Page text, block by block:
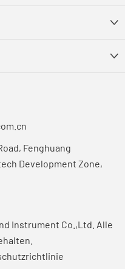


Fenghuang
Development Zone,
Instrument Co.,Ltd. Alle